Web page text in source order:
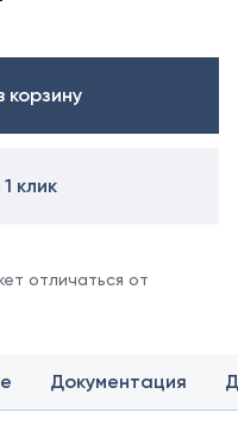
корзину
клик
отличаться от
Документация